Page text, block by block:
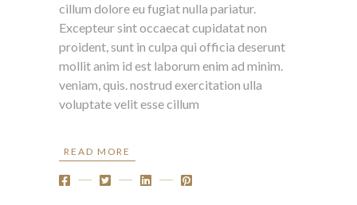
cillum dolore eu fugiat nulla pariatur.
Excepteur sint occaecat cupidatat non
proident, sunt in culpa qui officia deserunt
mollit anim id est laborum enim ad minim.
veniam, quis. nostrud exercitation ulla
voluptate velit esse cillum
READ MORE